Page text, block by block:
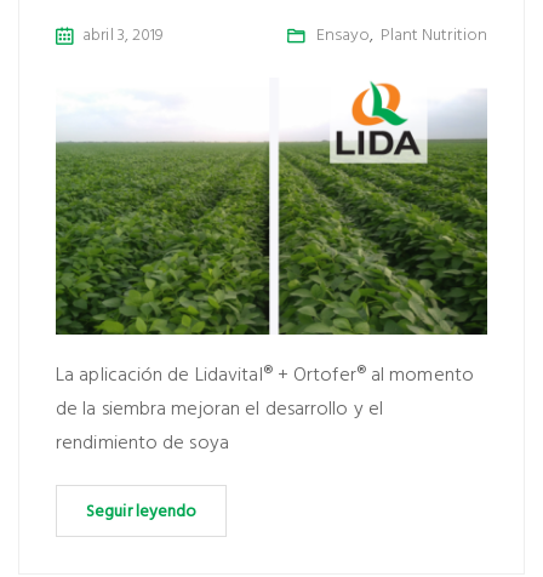
abril 3, 2019 Ensayo, Plant Nutrition
La aplicación de Lidavital® + Ortofer® al momento
de la siembra mejoran el desarrollo y el
rendimiento de soya
Seguir leyendo